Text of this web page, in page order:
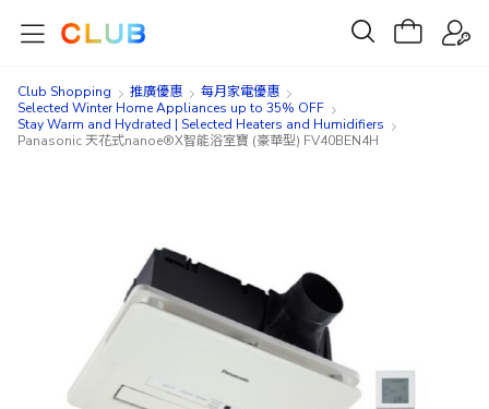
Club Shopping 推廣優惠
每月家電優惠
Selected Winter Home Appliances up to 35% OFF
Stay Warm and Hydrated | Selected Heaters and Humidifiers
Panasonic 天花式nanoe®X智能浴室寶 (豪華型) FV40BEN4H